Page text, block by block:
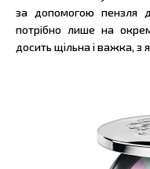
за допомогою пензля
потрібно лише на
досить щільна і важка, з